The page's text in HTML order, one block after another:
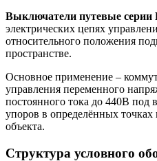
Выключатели путевые серии
электрических цепях
относительного положения
пространстве.
Основное применение –
управления переменного
постоянного тока до 440В под
упоров в определённых
объекта.
Структура условного